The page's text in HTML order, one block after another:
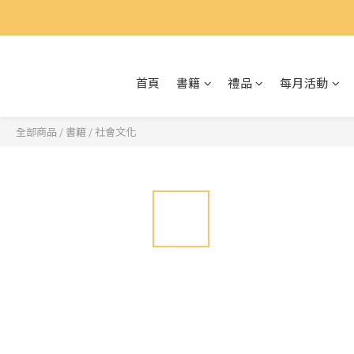
首頁 書籍 禮品 每月活動
全部商品 / 書籍 /社會文化